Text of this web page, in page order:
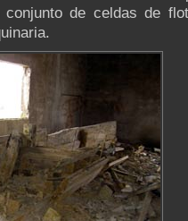
de celdas de